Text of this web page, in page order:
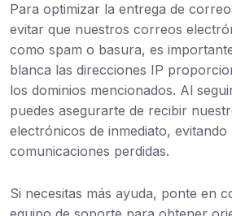
Para optimizar la entrega de
evitar que nuestros correos
como spam o basura, es
blanca las direcciones IP
los dominios mencionados. Al
puedes asegurarte de recibir
electrónicos de inmediato,
comunicaciones perdidas.
Si necesitas más ayuda, ponte en